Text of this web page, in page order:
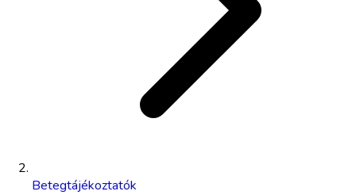
Betegtájékoztatók